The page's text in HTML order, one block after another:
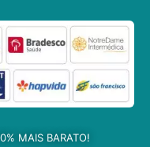
MAIS BARATO!